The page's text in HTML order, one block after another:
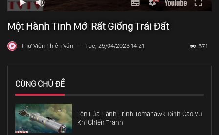
Một Hành Tinh Mới Rất Giống Trái Đất
Thư Viện Thiên Văn — Tue, 25/04/2023 14:21 571
CÙNG CHỦ ĐỀ
Tên Lửa Hành Trình Tomahawk Đỉnh Cao Vũ
Khí Chiến Tranh